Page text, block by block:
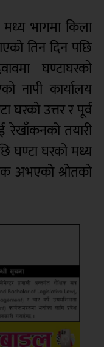
भागमा किला
तिन दिन पछि
घण्टाघरको
नापी कार्यालय
घरको उत्तर र पूर्व
तयारी
घण्टा घरको मध्य
अभएको श्रोतको